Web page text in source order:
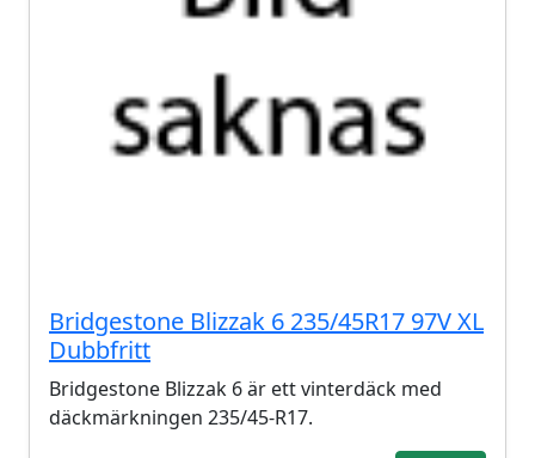
Bridgestone Blizzak 6 235/45R17 97V XL
Dubbfritt
Bridgestone Blizzak 6 är ett vinterdäck med
däckmärkningen 235/45-R17.